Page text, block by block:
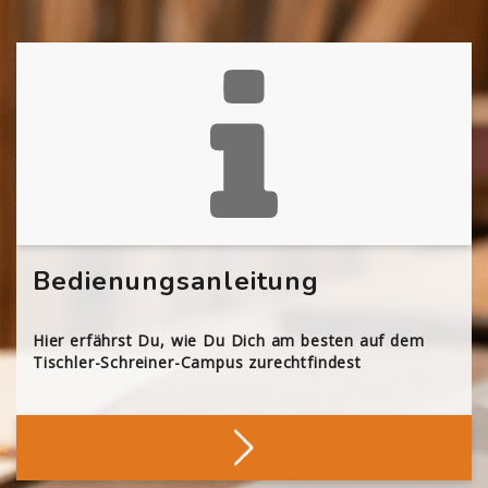
Bedienungsanleitung
Hier erfährst Du, wie Du Dich am besten auf dem
Tischler-Schreiner-Campus zurechtfindest